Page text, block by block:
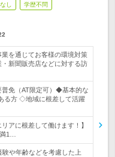
し 学歴不問
業を通じてお客様の環境対策
新聞販売店などに対する訪
普免（AT限定可）◆基本的な
る方 ◇地域に根差して活躍
アに根差して働けます！】
1…
や年齢などを考慮した上